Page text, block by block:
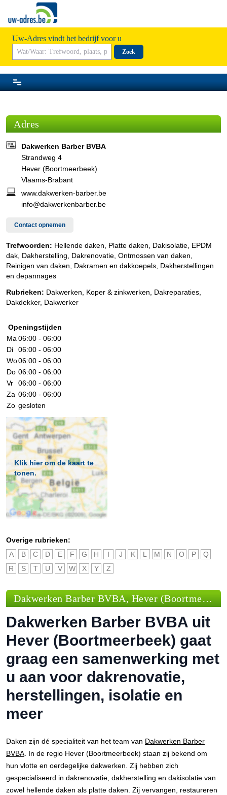
Uw-Adres vindt het bedrijf voor u
Zoek
Adres
Dakwerken Barber BVBA
Strandweg 4
Hever (Boortmeerbeek)
Vlaams-Brabant
www.dakwerken-barber.be
info@dakwerkenbarber.be
Contact opnemen
Trefwoorden: Hellende daken, Platte daken, Dakisolatie, EPDM
dak, Dakherstelling, Dakrenovatie, Ontmossen van daken,
Reinigen van daken, Dakramen en dakkoepels, Dakherstellingen
en depannages
Rubrieken: Dakwerken Koper & zinkwerken Dakreparaties
Dakdekker, Dakwerker
Openingstijden
Ma 06:00 - 06:00
Di
06:00 - 06:00
Wo06:00 - 06:00
Do 06:00 - 06:00
Vr
06:00 - 06:00
Za 06:00 - 06:00
Zo gesloten
Klik hier om de kaart te
tonen.
Overige rubrieken:
A
B C D E F G H I J K L M N O P
Q
R
S T U V W X Y Z
Dakwerken Barber BVBA, Hever (Boortmeerbeek)
Dakwerken Barber BVBA uit
Hever (Boortmeerbeek) gaat
graag een samenwerking met
u aan voor dakrenovatie,
herstellingen, isolatie en
meer
Daken zijn dé specialiteit van het team van Dakwerken Barber
BVBA . In de regio Hever (Boortmeerbeek) staan zij bekend om
hun vlotte en oerdegelijke dakwerken. Zij hebben zich
gespecialiseerd in dakrenovatie, dakherstelling en dakisolatie van
zowel hellende daken als platte daken. Zij vervangen, restaureren